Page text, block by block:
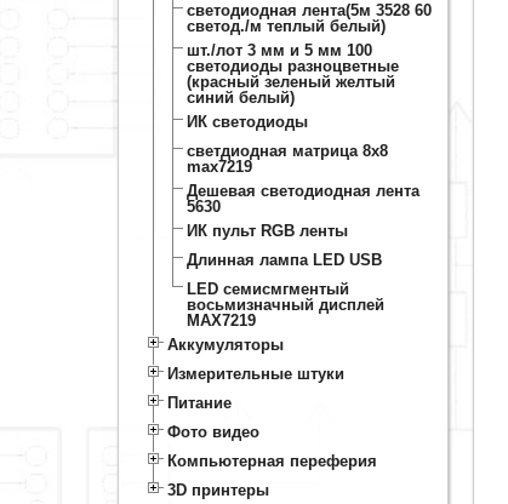
светодиодная лента(5м 3528 60
светод./м теплый белый)
100 шт./лот 3 мм и 5 мм
светодиоды разноцветные
(красный зеленый желтый
синий белый)
ИК светодиоды
светдиодная матрица 8х8
max7219
Дешевая светодиодная лента
5630
ИК пульт RGB ленты
Длинная лампа LED USB
LED семисмгментый
восьмизначный дисплей
MAX7219
Аккумуляторы
Измерительные штуки
Питание
Фото видео
Компьютерная переферия
3D принтеры